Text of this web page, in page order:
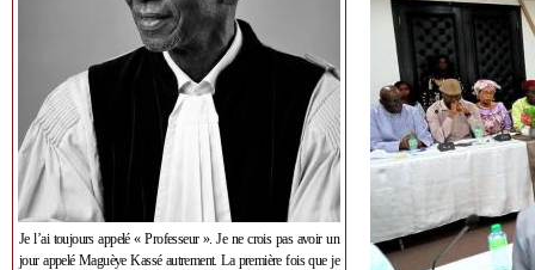
Je l’ai toujours appelé « Professeur ». Je ne crois pas avoir un
jour appelé Maguèye Kassé autrement. La première fois que je